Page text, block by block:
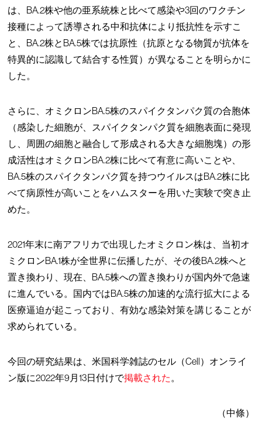
は、BA.2株や他の亜系統株と比べて感染や3回のワクチン
接種によって誘導される中和抗体により抵抗性を示すこ
と、BA.2株とBA.5株では抗原性（抗原となる物質が抗体を
特異的に認識して結合する性質）が異なることを明らかに
した。
さらに、オミクロンBA.5株のスパイクタンパク質の合胞体
（感染した細胞が、スパイクタンパク質を細胞表面に発現
し、周囲の細胞と融合して形成される大きな細胞塊）の形
成活性はオミクロンBA.2株に比べて有意に高いことや、
BA.5株のスパイクタンパク質を持つウイルスはBA.2株に比
べて病原性が高いことをハムスターを用いた実験で突き止
めた。
2021年末に南アフリカで出現したオミクロン株は、当初オ
ミクロンBA.1株が全世界に伝播したが、その後BA.2株へと
置き換わり、現在、BA.5株への置き換わりが国内外で急速
に進んでいる。国内ではBA.5株の加速的な流行拡大による
医療逼迫が起こっており、有効な感染対策を講じることが
求められている。
今回の研究結果は、米国科学雑誌のセル（Cell）オンライ
ン版に2022年9月13日付けで掲載された 。
（中條）